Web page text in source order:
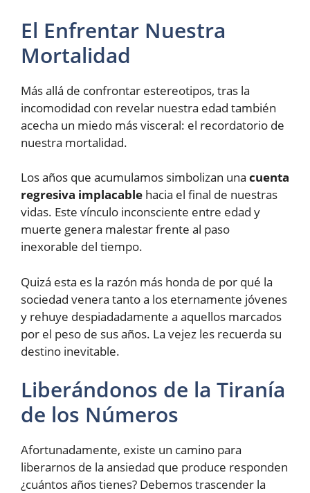
El Enfrentar Nuestra
Mortalidad
Más allá de confrontar estereotipos, tras la
incomodidad con revelar nuestra edad también
acecha un miedo más visceral: el recordatorio de
nuestra mortalidad.
Los años que acumulamos simbolizan una cuenta
regresiva implacable hacia el final de nuestras
vidas. Este vínculo inconsciente entre edad y
muerte genera malestar frente al paso
inexorable del tiempo.
Quizá esta es la razón más honda de por qué la
sociedad venera tanto a los eternamente jóvenes
y rehuye despiadadamente a aquellos marcados
por el peso de sus años. La vejez les recuerda su
destino inevitable.
Liberándonos de la Tiranía
de los Números
Afortunadamente, existe un camino para
liberarnos de la ansiedad que produce responden
¿cuántos años tienes? Debemos trascender la